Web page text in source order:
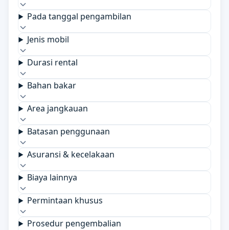
Pada tanggal pengambilan
Jenis mobil
Durasi rental
Bahan bakar
Area jangkauan
Batasan penggunaan
Asuransi & kecelakaan
Biaya lainnya
Permintaan khusus
Prosedur pengembalian